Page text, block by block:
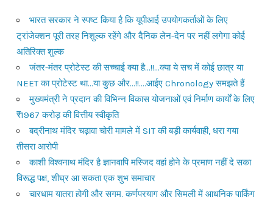
भारत सरकार ने स्पष्ट किया है कि यूपीआई उपयोगकर्ताओं के लिए
ट्रांजेक्शन पूरी तरह निशुल्क रहेंगे और दैनिक लेन-देन पर नहीं लगेगा कोई
अतिरिक्त शुल्क
जंतर-मंतर प्रोटेस्ट की सच्चाई क्या है…!!…क्या ये सच में कोई छात्र या
NEET का प्रोटेस्ट था…या कुछ और…!!….आईए Chronology समझते हैं
मुख्यमंत्री ने प्रदान की विभिन्न विकास योजनाओं एवं निर्माण कार्यों के लिए
₹1967 करोड़ की वित्तीय स्वीकृति
बद्रीनाथ मंदिर चढ़ावा चोरी मामले में SIT की बड़ी कार्यवाही, धरा गया
तीसरा आरोपी
काशी विश्वनाथ मंदिर है ज्ञानवापि मस्जिद वहां होने के प्रमाण नहीं दे सका
विरूद्ध पक्ष, शीघ्र आ सकता एक शुभ समाचार
चारधाम यात्रा होगी और सुगम, कर्णप्रयाग और सिमली में आधुनिक पार्किंग